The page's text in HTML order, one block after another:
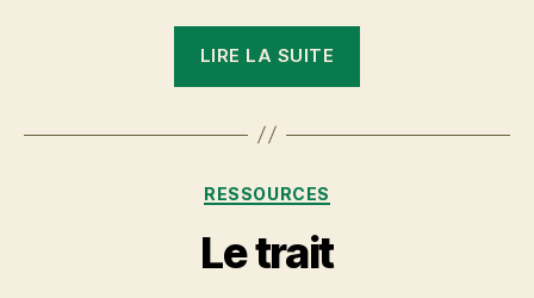
LIRE LA SUITE
Catégories
RESSOURCES
Le trait